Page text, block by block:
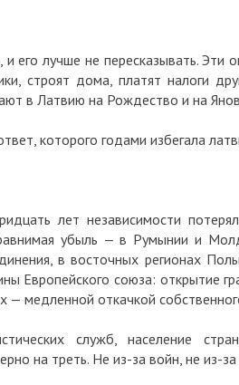
его лучше не пересказывать.
строят дома, платят налоги
в Латвию на Рождество и на
которого годами избегала
лет независимости
убыль — в Румынии и
в восточных регионах
Европейского союза: открытие
медленной откачкой
служб, население
на треть. Не из-за войн, не из-